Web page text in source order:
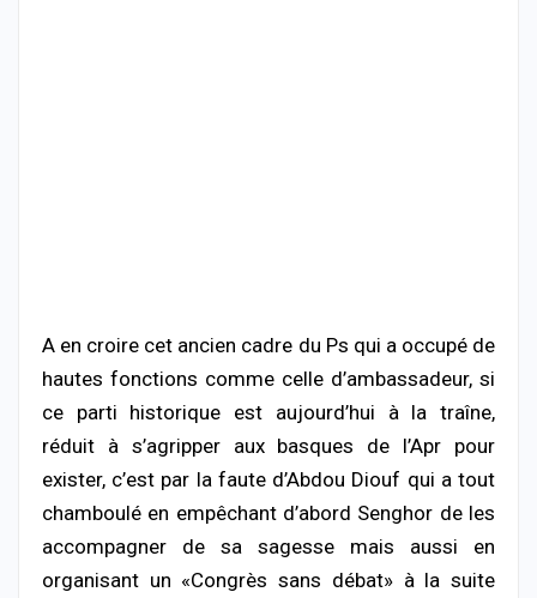
A en croire cet ancien cadre du Ps qui a occupé de
hautes fonctions comme celle d’ambassadeur, si
ce parti historique est aujourd’hui à la traîne,
réduit à s’agripper aux basques de l’Apr pour
exister, c’est par la faute d’Abdou Diouf qui a tout
chamboulé en empêchant d’abord Senghor de les
accompagner de sa sagesse mais aussi en
organisant un «Congrès sans débat» à la suite